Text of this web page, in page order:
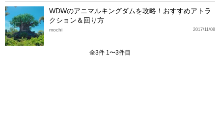
WDWのアニマルキングダムを攻略！おすすめアトラ
クション＆回り方
2017/11/08
mochi
全3件 1〜3件目